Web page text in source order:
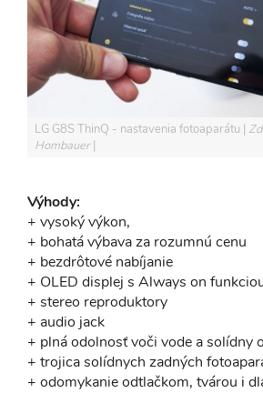
LG G8S ThinQ - nastavenia fotoaparátu
Hombauer
Výhody:
+ vysoký výkon,
+ bohatá výbava za rozumnú cenu
+ bezdrôtové nabíjanie
+ OLED displej s Always on
+ stereo reproduktory
+ audio jack
+ plná odolnosť voči vode a solídny
+ trojica solídnych zadných
+ odomykanie odtlačkom, tvárou i